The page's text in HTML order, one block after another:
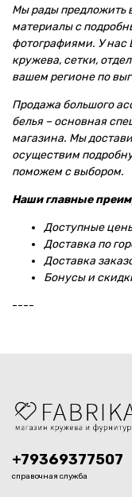
Мы рады предложить
материалы с
фотографиями. У нас
кружева, сетки,
вашем регионе по
Продажа большого
белья – основная
магазина. Мы
осуществим
поможем с выбором.
Наши главные
Доступные
Доставка по
Доставка
Бонусы и
----
+79369377507
справочная служба